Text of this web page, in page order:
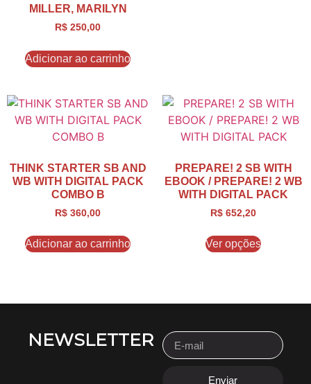
MILLER, MARILYN
R$ 250,00
Adicionar ao carrinho
THINK STARTER SB AND
WB WITH DIGITAL PACK
COMBO B
R$ 360,00
Adicionar ao carrinho
PREPARE! 2 SB WITH
EBOOK / PREPARE! 2 WB
WITH DIGITAL PACK
R$ 652,20
Ver opções
NEWSLETTER
Enviar